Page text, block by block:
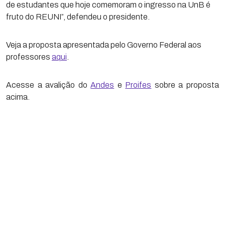
de estudantes que hoje comemoram o ingresso na UnB é
fruto do REUNI”, defendeu o presidente.
Veja a proposta apresentada pelo Governo Federal aos
professores aqui
Acesse a avalição doAndes e Proifes sobre a proposta
acima.